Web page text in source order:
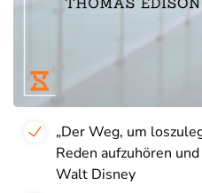
„Der Weg, um
Reden aufzuhören
Walt Disney